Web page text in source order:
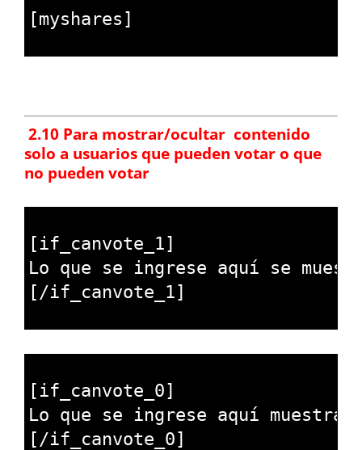
[myshares ]
2.10 Para mostrar/ocultar contenido
solo a usuarios que pueden votar o que
no pueden votar
[if_canvote_1]
Lo que se ingrese aquí se
[ /if_canvote_1]
[if_canvote_0]
Lo que se ingrese aquí muestra
[ /if_canvote_0]